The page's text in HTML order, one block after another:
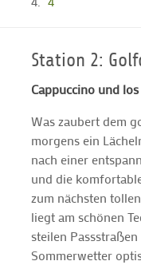
Station 2:
Cappuccino und los
Was zaubert dem
morgens ein
nach einer
und die
zum nächsten
liegt am schönen
steilen
Sommerwetter